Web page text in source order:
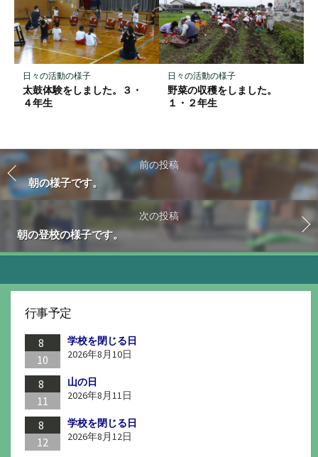
日々の活動の様子
太鼓体験をしました。３・
４年生
日々の活動の様子
野菜の収穫をしました。
１・２年生
前の投稿
朝の様子です。
次の投稿
朝の登校の様子です。
行事予定
8
10
学校を閉じる日
2026年8月10日
8
11
山の日
2026年8月11日
8
12
学校を閉じる日
2026年8月12日